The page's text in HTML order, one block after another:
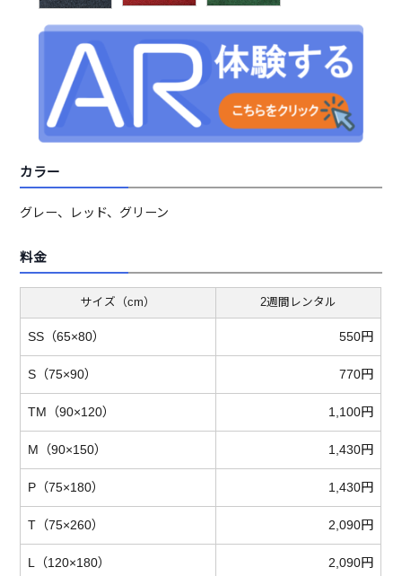
カラー
グレー、レッド、グリーン
料金
サイズ（cm） 2週間レンタル
SS（65×80） 550円
S（75×90） 770円
TM（90×120） 1,100円
M（90×150） 1,430円
P（75×180） 1,430円
T（75×260） 2,090円
L（120×180） 2,090円